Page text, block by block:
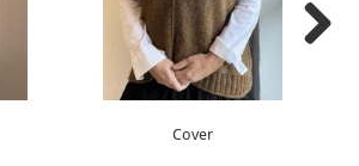
Cover